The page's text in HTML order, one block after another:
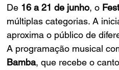
De 16 a 21 de junho, o
múltiplas categorias. A
aproxima o público de
A programação musical
Bamba, que recebe o